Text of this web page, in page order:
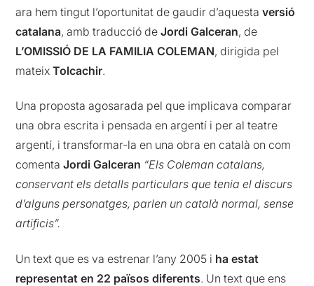
ara hem tingut l’oportunitat de gaudir d’aquestaversió
catalana, amb traducció deJordi Galceran, de
L’OMISSIÓ DE LA FAMILIA COLEMAN, dirigida pel
mateixTolcachir.
Una proposta agosarada pel que implicava comparar
una obra escrita i pensada en argentí i per al teatre
argentí, i transformar-la en una obra en català on com
comentaJordi Galceran “Els Coleman catalans,
conservant els detalls particulars que tenia el discurs
d’alguns personatges, parlen un català normal, sense
artificis”.
Un text que es va estrenar l’any 2005 i ha estat
representat en 22 països diferents. Un text que ens